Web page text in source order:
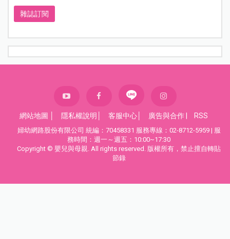
雜誌訂閱
網站地圖 隱私權說明 客服中心 廣告與合作 RSS
婦幼網路股份有限公司 統編：70458331 服務專線：02-8712-5959 | 服
務時間：週一～週五：10:00~17:30
Copyright © 嬰兒與母親. All rights reserved. 版權所有，禁止擅自轉貼
節錄